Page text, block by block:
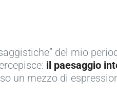
del mio
il paesaggio
un mezzo di